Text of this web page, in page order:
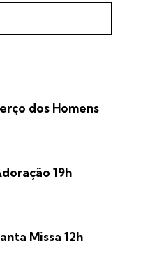
dos Homens
19h
Missa 12h